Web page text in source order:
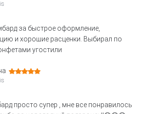
за быстрое оформление,
и хорошие расценки. Выбирал по
угостили
просто супер , мне все понравилось